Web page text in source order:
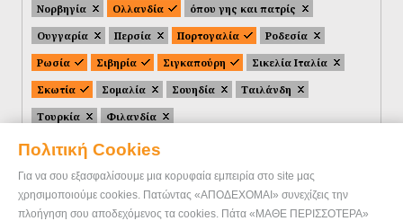
Πολιτική Cookies
Για να σου εξασφαλίσουμε μια κορυφαία εμπειρία στο site μας
χρησιμοποιούμε cookies. Πατώντας «ΑΠΟΔΕΧΟΜΑΙ» συνεχίζεις την
πλοήγηση σου αποδεχόμενος τα cookies. Πάτα «ΜΑΘΕ ΠΕΡΙΣΣΟΤΕΡΑ»
Νορβηγία
Ολλανδία
όπου γης και πατρίς
Ουγγαρία
Περσία Πορτογαλία
Ροδεσία
Ρωσία
Σιβηρία Σιγκαπούρη
Σικελία Ιταλία
Σκωτία
Σομαλία Σουηδία
Ταιλάνδη
Τουρκία
Φιλανδία